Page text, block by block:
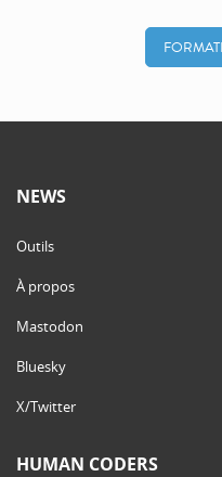
NEWS
Outils
À propos
Mastodon
Bluesky
X/Twitter
HUMAN CODERS